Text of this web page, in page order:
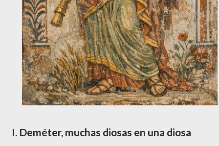
I. Deméter, muchas diosas en una diosa